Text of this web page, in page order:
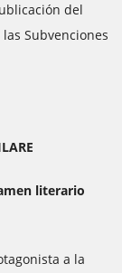
del
Subvenciones
literario
a la